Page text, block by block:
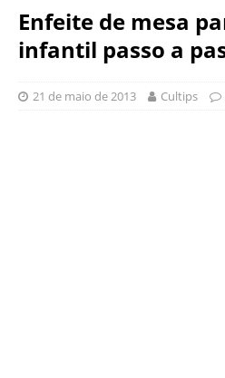
Enfeite de mesa
infantil passo a
21 de maio de 2013 Cultips